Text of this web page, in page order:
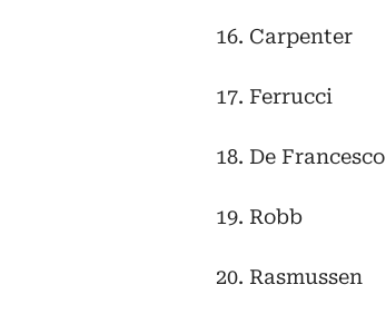
16. Carpenter
17. Ferrucci
18. De Francesco
19. Robb
20. Rasmussen